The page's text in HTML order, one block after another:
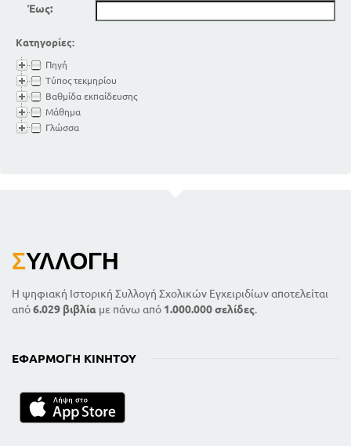
Έως:
Κατηγορίες:
Πηγή
Τύπος τεκμηρίου
Βαθμίδα εκπαίδευσης
Μάθημα
Γλώσσα
ΣΥΛΛΟΓΉ
Η ψηφιακή Ιστορική Συλλογή Σχολικών Εγχειριδίων αποτελείται
από6.029 βιβλία με πάνω από 1.000.000 σελίδες.
ΕΦΑΡΜΟΓΉ ΚΙΝΗΤΟΎ